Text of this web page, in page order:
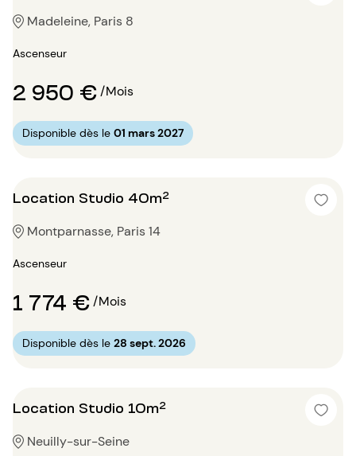
Madeleine, Paris 8
Ascenseur
2 950 €/Mois
Disponible dès le 01 mars 2027
Location Studio 40m²
Montparnasse, Paris 14
Ascenseur
1 774 €/Mois
Disponible dès le 28 sept. 2026
Location Studio 10m²
Neuilly-sur-Seine